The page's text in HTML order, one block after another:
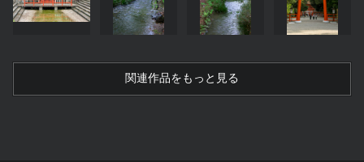
関連作品をもっと見る